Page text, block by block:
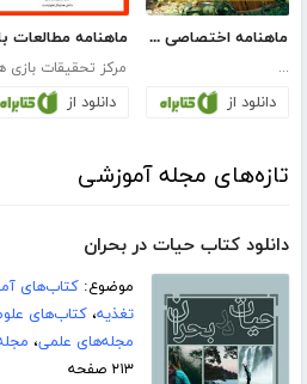
ماهنامه اختصاصی زیست‌بان آب - شماره سیزدهم؛ مهر 1396
...
دانلود از دانلود از
تازه‌های مجله آموزشی
دانلود کتاب حیات در بحران
موضوع:کتاب‌های
تغذیه،کتاب‌های
مجله‌های علمی،
۲۱۳ صفحه